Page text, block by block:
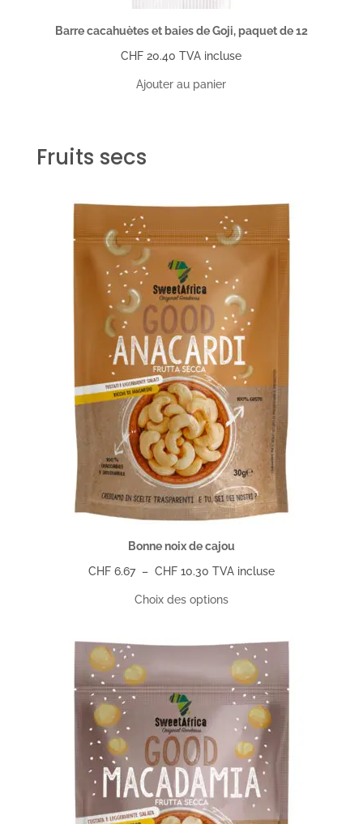
Barre cacahuètes et baies de Goji, paquet de 12
CHF 20.40 TVA incluse
Ajouter au panier
Fruits secs
Bonne noix de cajou
CHF6.67 – CHF10.30Plage
prix :
à
CHF 10.30
TVA incluse
Choix des options